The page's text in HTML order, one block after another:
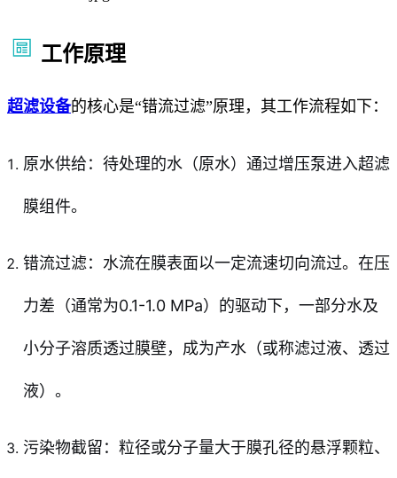
工作原理
超滤设备的核心是“错流过滤”原理，其工作流程如下：
原水供给：待处理的水（原水）通过增压泵进入超滤
膜组件。
错流过滤：水流在膜表面以一定流速切向流过。在压
力差（通常为0.1-1.0 MPa）的驱动下，一部分水及
小分子溶质透过膜壁，成为产水（或称滤过液、透过
液）。
污染物截留：粒径或分子量大于膜孔径的悬浮颗粒、